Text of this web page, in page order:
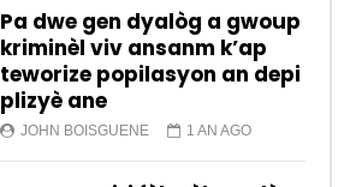
Pa dwe gen dyalòg a gwoup
kriminèl viv ansanm k’ap
teworize popilasyon an depi
plizyè ane
JOHN BOISGUENE 1 AN AGO